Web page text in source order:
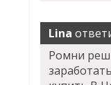
Lina
Ромни